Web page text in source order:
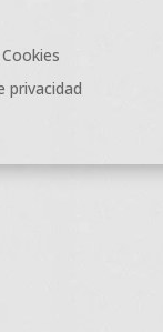
privacidad